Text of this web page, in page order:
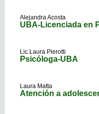
Alejandra Acosta
UBA-Licenciada en
Lic.Laura Pierotti
Psicóloga-UBA
Laura Matta
Atención a